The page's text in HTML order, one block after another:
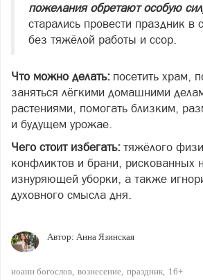
пожелания обретают особую
старались провести праздник в
без тяжёлой работы и ссор.
Что можно делать: посетить храм,
заняться лёгкими домашними
растениями, помогать близким,
и будущем урожае.
Чего стоит избегать: тяжёлого
конфликтов и брани, рискованных
изнуряющей уборки, а также
духовного смысла дня.
Автор: Анна Язинская
иоанн богослов вознесение праздник 16+